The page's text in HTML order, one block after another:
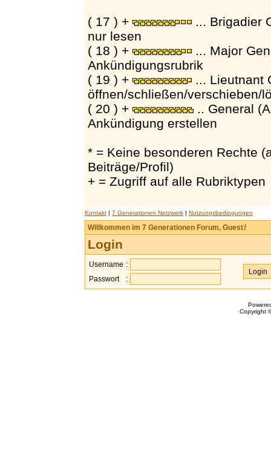
( 17 ) +
... Brigadier
nur lesen
( 18 ) +
... Major
Ankündigungsrubrik
( 19 ) +
... Lieutnant
öffnen/schließen/verschieben/
( 20 ) +
.. General
Ankündigung erstellen
* = Keine besonderen Rechte
Beiträge/Profil)
+ = Zugriff auf alle Rubriktypen
Kontakt | 7 Generationen Netzwerk | Nutzungsbedingungen
Willkommen im 7 Generationen Forum, Guest!
Login
Username :
Passwort
:
Copyright